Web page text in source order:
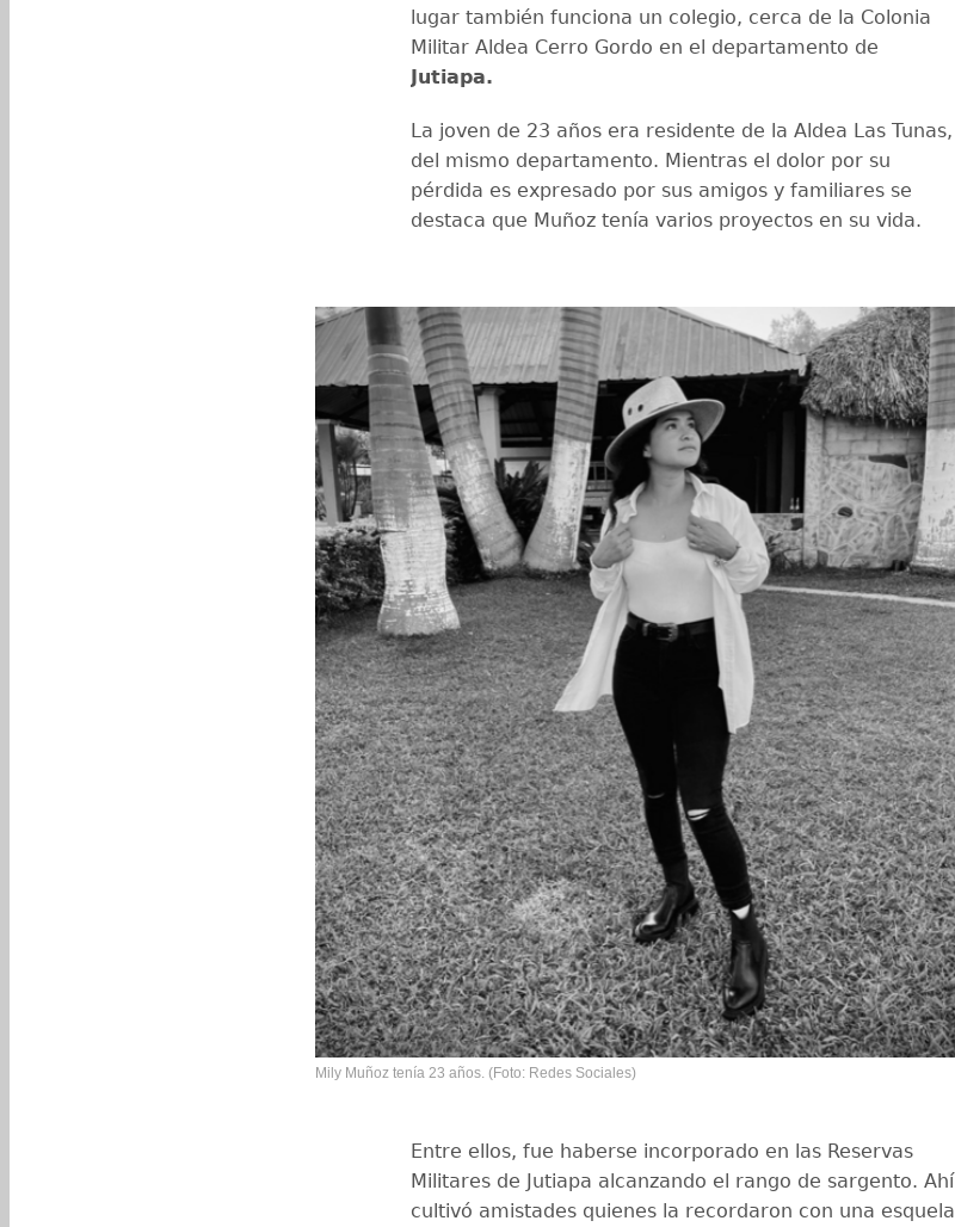
lugar también funciona un colegio, cerca de la Colonia
Militar Aldea Cerro Gordo en el departamento de
Jutiapa.
La joven de 23 años era residente de la Aldea Las Tunas,
del mismo departamento. Mientras el dolor por su
pérdida es expresado por sus amigos y familiares se
destaca que Muñoz tenía varios proyectos en su vida.
Mily Muñoz tenía 23 años. (Foto: Redes Sociales)
Entre ellos, fue haberse incorporado en las Reservas
Militares de Jutiapa alcanzando el rango de sargento. Ahí
cultivó amistades quienes la recordaron con una esquela